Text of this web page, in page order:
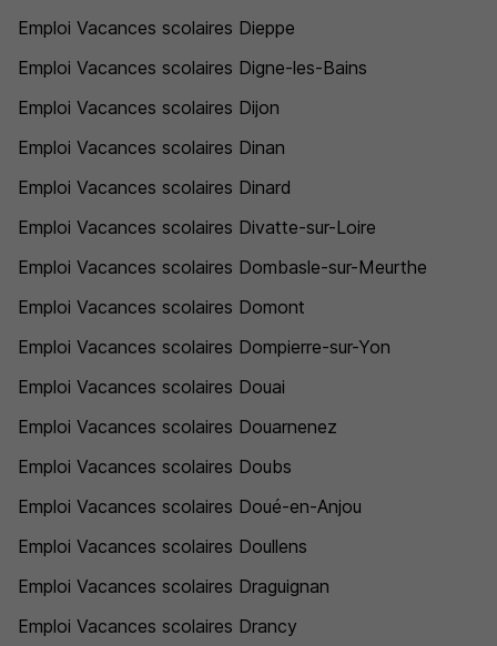
Emploi Vacances scolaires Dieppe
Emploi Vacances scolaires Digne-les-Bains
Emploi Vacances scolaires Dijon
Emploi Vacances scolaires Dinan
Emploi Vacances scolaires Dinard
Emploi Vacances scolaires Divatte-sur-Loire
Emploi Vacances scolaires Dombasle-sur-Meurthe
Emploi Vacances scolaires Domont
Emploi Vacances scolaires Dompierre-sur-Yon
Emploi Vacances scolaires Douai
Emploi Vacances scolaires Douarnenez
Emploi Vacances scolaires Doubs
Emploi Vacances scolaires Doué-en-Anjou
Emploi Vacances scolaires Doullens
Emploi Vacances scolaires Draguignan
Emploi Vacances scolaires Drancy